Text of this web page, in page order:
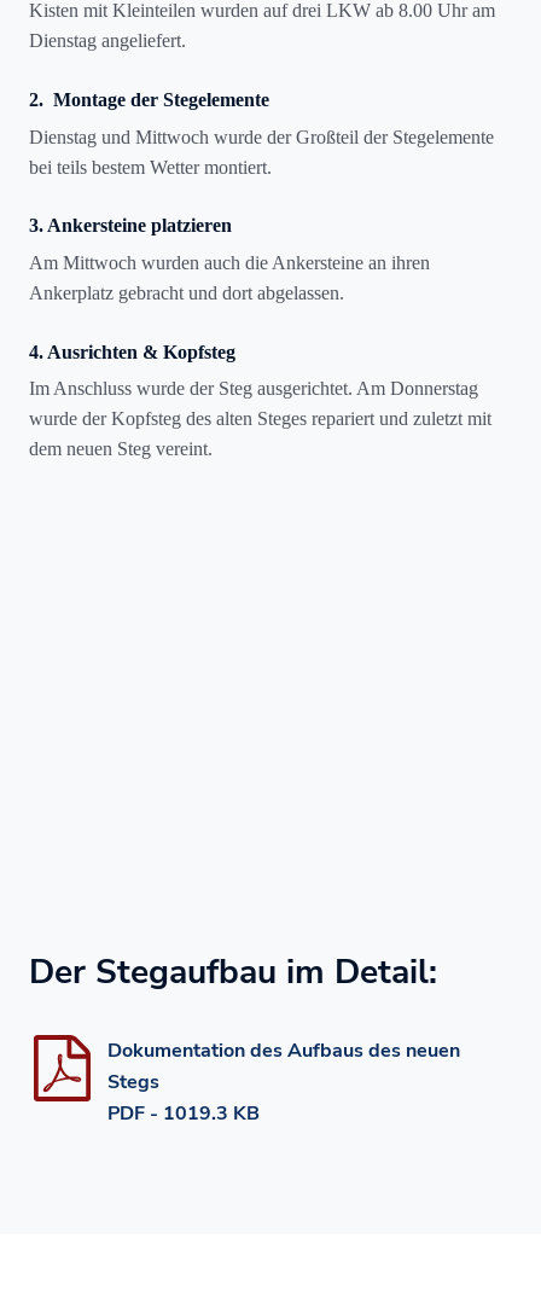
Kisten mit Kleinteilen wurden auf drei LKW ab 8.00 Uhr am
Dienstag angeliefert.
2. Montage der Stegelemente
Dienstag und Mittwoch wurde der Großteil der Stegelemente
bei teils bestem Wetter montiert.
3. Ankersteine platzieren
Am Mittwoch wurden auch die Ankersteine an ihren
Ankerplatz gebracht und dort abgelassen.
4. Ausrichten & Kopfsteg
Im Anschluss wurde der Steg ausgerichtet. Am Donnerstag
wurde der Kopfsteg des alten Steges repariert und zuletzt mit
dem neuen Steg vereint.
Der Stegaufbau im Detail:
Dokumentation des Aufbaus des neuen
Stegs
PDF - 1019.3 KB